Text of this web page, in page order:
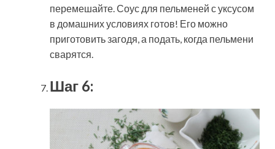
перемешайте. Соус для пельменей с уксусом
в домашних условиях готов! Его можно
приготовить загодя, а подать, когда пельмени
сварятся.
Шаг 6: